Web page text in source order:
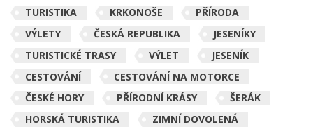
TURISTIKA KRKONOŠE
PŘÍRODA
VÝLETY
ČESKÁ REPUBLIKA
JESENÍKY
TURISTICKÉ TRASY
VÝLET
JESENÍK
CESTOVÁNÍ
CESTOVÁNÍ NA MOTORCE
ČESKÉ HORY
PŘÍRODNÍ KRÁSY
ŠERÁK
HORSKÁ TURISTIKA
ZIMNÍ DOVOLENÁ